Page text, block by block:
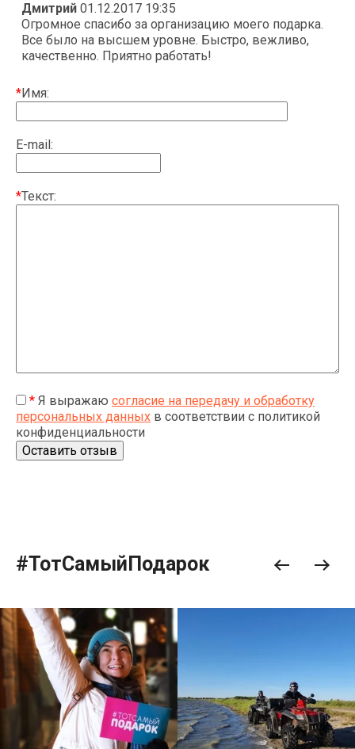
Дмитрий 01.12.2017 19:35
Огромное спасибо за организацию моего подарка.
Все было на высшем уровне. Быстро, вежливо,
качественно. Приятно работать!
*Имя:
E-mail:
*Текст:
* Я выражаю согласие на передачу и обработку
персональных данных в соответствии с политикой
конфиденциальности
#ТотСамыйПодарок